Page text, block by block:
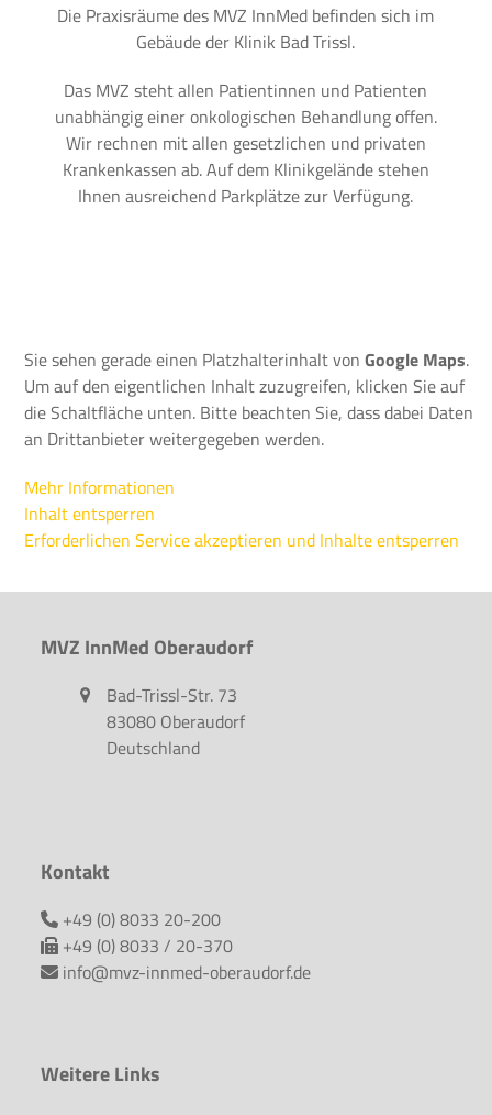
Die Praxisräume des MVZ InnMed befinden sich im
Gebäude der Klinik Bad Trissl.
Das MVZ steht allen Patientinnen und Patienten
unabhängig einer onkologischen Behandlung offen.
Wir rechnen mit allen gesetzlichen und privaten
Krankenkassen ab. Auf dem Klinikgelände stehen
Ihnen ausreichend Parkplätze zur Verfügung.
Sie sehen gerade einen Platzhalterinhalt vonGoogle Maps.
Um auf den eigentlichen Inhalt zuzugreifen, klicken Sie auf
die Schaltfläche unten. Bitte beachten Sie, dass dabei Daten
an Drittanbieter weitergegeben werden.
Mehr Informationen
Inhalt entsperren
Erforderlichen Service akzeptieren und Inhalte entsperren
MVZ InnMed Oberaudorf
Bad-Trissl-Str. 73
83080 Oberaudorf
Deutschland
Kontakt
+49 (0) 8033 20-200
+49 (0) 8033 / 20-370
info@mvz-innmed-oberaudorf.de
Weitere Links